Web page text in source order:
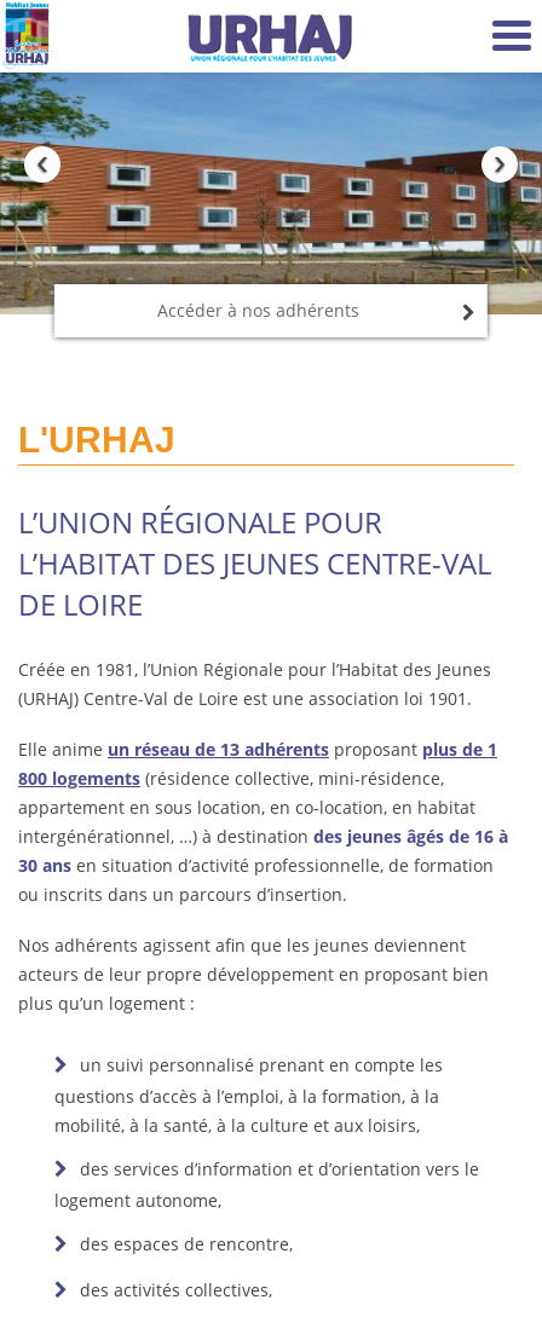
Aller au contenu principal
Accéder à nos adhérents
L'URHAJ
L’UNION RÉGIONALE POUR
L’HABITAT DES JEUNES CENTRE-VAL
DE LOIRE
Créée en 1981, l’Union Régionale pour l’Habitat des Jeunes
(URHAJ) Centre-Val de Loire est une association loi 1901.
Elle anime un réseau de 13 adhérents proposant plus de 1
800 logements (résidence collective, mini-résidence,
appartement en sous location, en co-location, en habitat
intergénérationnel, …) à destination des jeunes âgés de 16 à
30 ans en situation d’activité professionnelle, de formation
ou inscrits dans un parcours d’insertion.
Nos adhérents agissent afin que les jeunes deviennent
acteurs de leur propre développement en proposant bien
plus qu’un logement :
un suivi personnalisé prenant en compte les
questions d’accès à l’emploi, à la formation, à la
mobilité, à la santé, à la culture et aux loisirs,
des services d’information et d’orientation vers le
logement autonome,
des espaces de rencontre,
des activités collectives,